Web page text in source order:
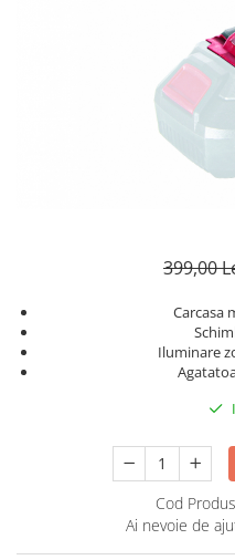
399,00
Carcasa
Iluminare
Cod
Ai nevoie de